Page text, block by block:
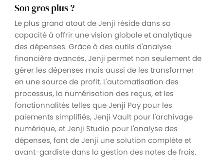
Son gros plus ?
Le plus grand atout de Jenji réside dans sa
capacité à offrir une vision globale et analytique
des dépenses. Grâce à des outils d'analyse
financière avancés, Jenji permet non seulement de
gérer les dépenses mais aussi de les transformer
en une source de profit. L'automatisation des
processus, la numérisation des reçus, et les
fonctionnalités telles que Jenji Pay pour les
paiements simplifiés, Jenji Vault pour l'archivage
numérique, et Jenji Studio pour l'analyse des
dépenses, font de Jenji une solution complète et
avant-gardiste dans la gestion des notes de frais.